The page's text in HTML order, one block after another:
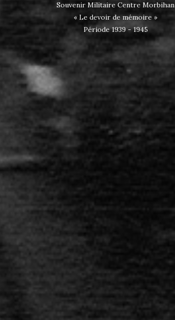
Souvenir Militaire Centre Morbihan
« Le devoir de mémoire »
Période 1939 - 1945